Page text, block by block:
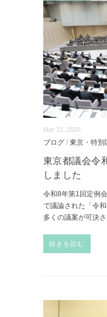
続きを読む
Mar 31, 2026
ブログ / 東京・特別
東京都議会令
しました
令和8年第1回定例
で議論された「令
多くの議案が可決
続きを読む